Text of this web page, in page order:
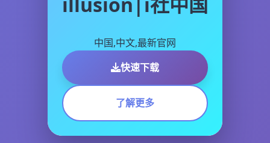
中国,中文,最新官网
快速下载
了解更多